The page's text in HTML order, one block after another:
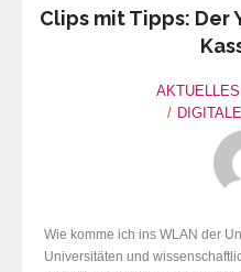
Clips mit Tipps: Der
AKTUELLES
Wie komme ich ins WLAN der
Universitäten und